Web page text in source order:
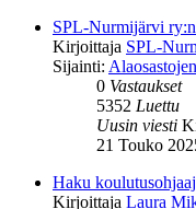
SPL-Nurmijärvi
Kirjoittaja SPL-
Sijainti:
0 Vastaukset
5352 Luettu
Uusin viesti
21 Touko
Haku
Kirjoittaja Laura